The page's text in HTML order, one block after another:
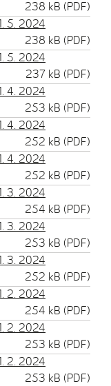
238 kB (PDF)
5. 2024
238 kB (PDF)
5. 2024
237 kB (PDF)
4. 2024
253 kB (PDF)
4. 2024
252 kB (PDF)
4. 2024
252 kB (PDF)
3. 2024
254 kB (PDF)
3. 2024
253 kB (PDF)
3. 2024
252 kB (PDF)
2. 2024
254 kB (PDF)
2. 2024
253 kB (PDF)
2. 2024
253 kB (PDF)